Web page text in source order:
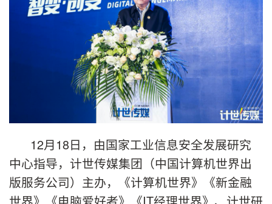
12月18日，由国家工业信息安全发展研究
中心指导，计世传媒集团（中国计算机世界出
版服务公司）主办，《计算机世界》《新金融